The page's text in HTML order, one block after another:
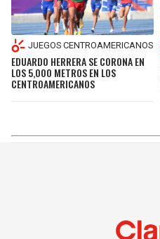
JUEGOS CENTROAMERICANOS
EDUARDO HERRERA SE CORONA EN
LOS 5,000 METROS EN LOS
CENTROAMERICANOS